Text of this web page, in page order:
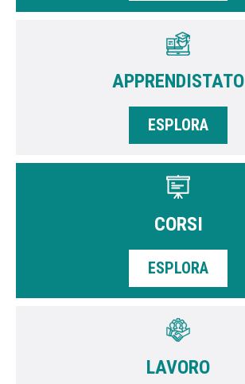
APPRENDISTATO
ESPLORA
CORSI
ESPLORA
LAVORO